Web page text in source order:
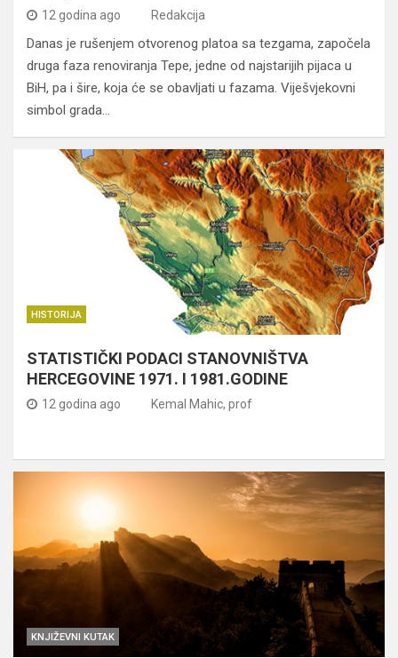
12 godina ago Redakcija
Danas je rušenjem otvorenog platoa sa tezgama, započela
druga faza renoviranja Tepe, jedne od najstarijih pijaca u
BiH, pa i šire, koja će se obavljati u fazama. Viješvjekovni
simbol grada…
HISTORIJA
STATISTIČKI PODACI STANOVNIŠTVA
HERCEGOVINE 1971. I 1981.GODINE
12 godina ago Kemal Mahic, prof
KNJIŽEVNI KUTAK